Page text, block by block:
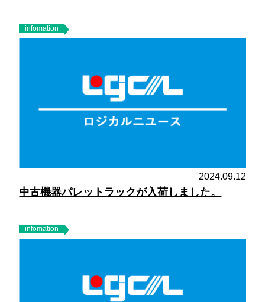
infomation
2024.09.12
中古機器パレットラックが入荷しました。
infomation